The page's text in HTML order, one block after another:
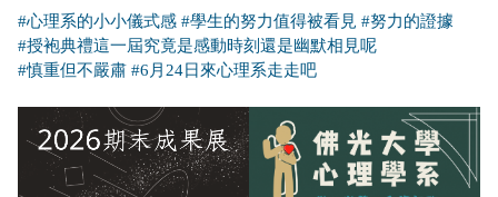
#心理系的小小儀式感 #學生的努力值得被看見 #努力的證據
#授袍典禮這一屆究竟是感動時刻還是幽默相見呢
#慎重但不嚴肅 #6月24日來心理系走走吧